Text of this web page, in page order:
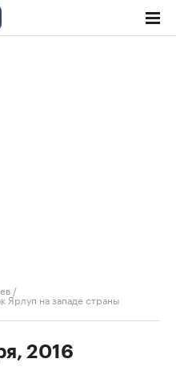
/
Ярлуп на западе страны
2016